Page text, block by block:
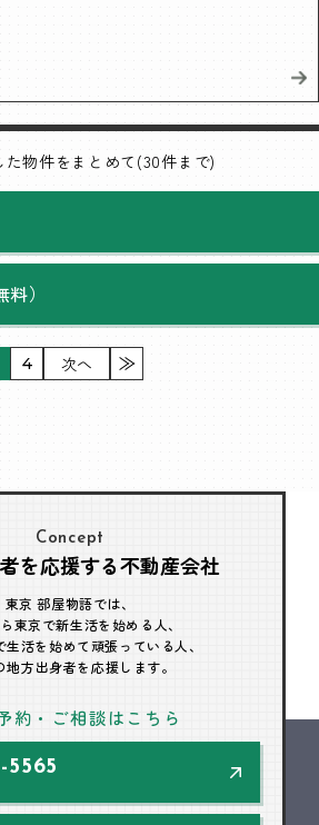
た物件をまとめて(30件まで)
）
4 次へ
Concept
を応援する不動産会社
東京 部屋物語では、
東京で新生活を始める人、
生活を始めて頑張っている人、
地方出身者を応援します。
約・ご相談はこちら
5565